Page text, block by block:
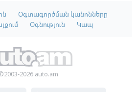
Օգտագործման կանոնները
Օգնություն Կապ
2026 auto.am